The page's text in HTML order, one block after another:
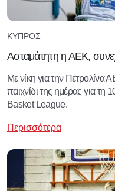
ΚΎΠΡΟΣ
Ασταμάτητη η ΑΕΚ,
Με νίκη για την
παιχνίδι της ημέρας για τη
Basket League.
Περισσότερα